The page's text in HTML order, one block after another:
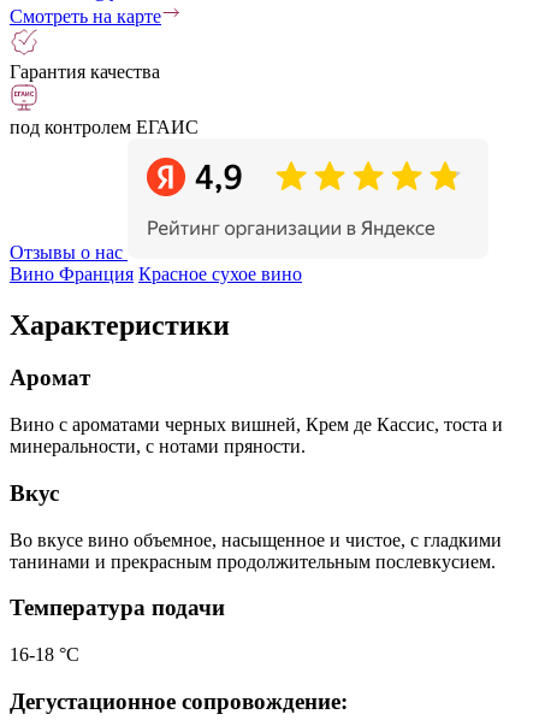
Смотреть на карте
Гарантия качества
под контролем ЕГАИС
Отзывы о нас
Вино Франция Красное сухое вино
Характеристики
Аромат
Вино с ароматами черных вишней, Крем де Кассис, тоста и
минеральности, с нотами пряности.
Вкус
Во вкусе вино объемное, насыщенное и чистое, с гладкими
танинами и прекрасным продолжительным послевкусием.
Температура подачи
16-18 °С
Дегустационное сопровождение: